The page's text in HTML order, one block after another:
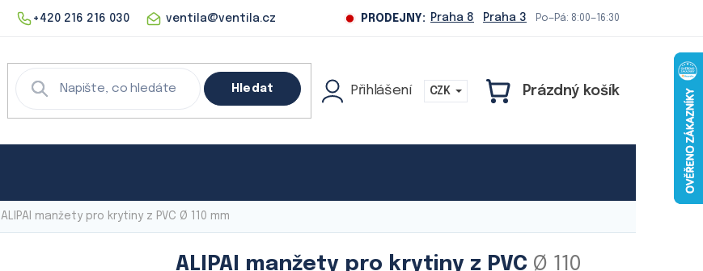
+420 216 216 030 ventila@ventila.cz PRODEJNY: Praha 8 Praha 3 Po—Pá: 8:00—16:30
Hledat CZK
NÁKUPNÍ
Prázdný košík
ALIPAI manžety pro krytiny z PVC Ø 110 mm
ALIPAI manžety pro krytiny z PVC Ø 110